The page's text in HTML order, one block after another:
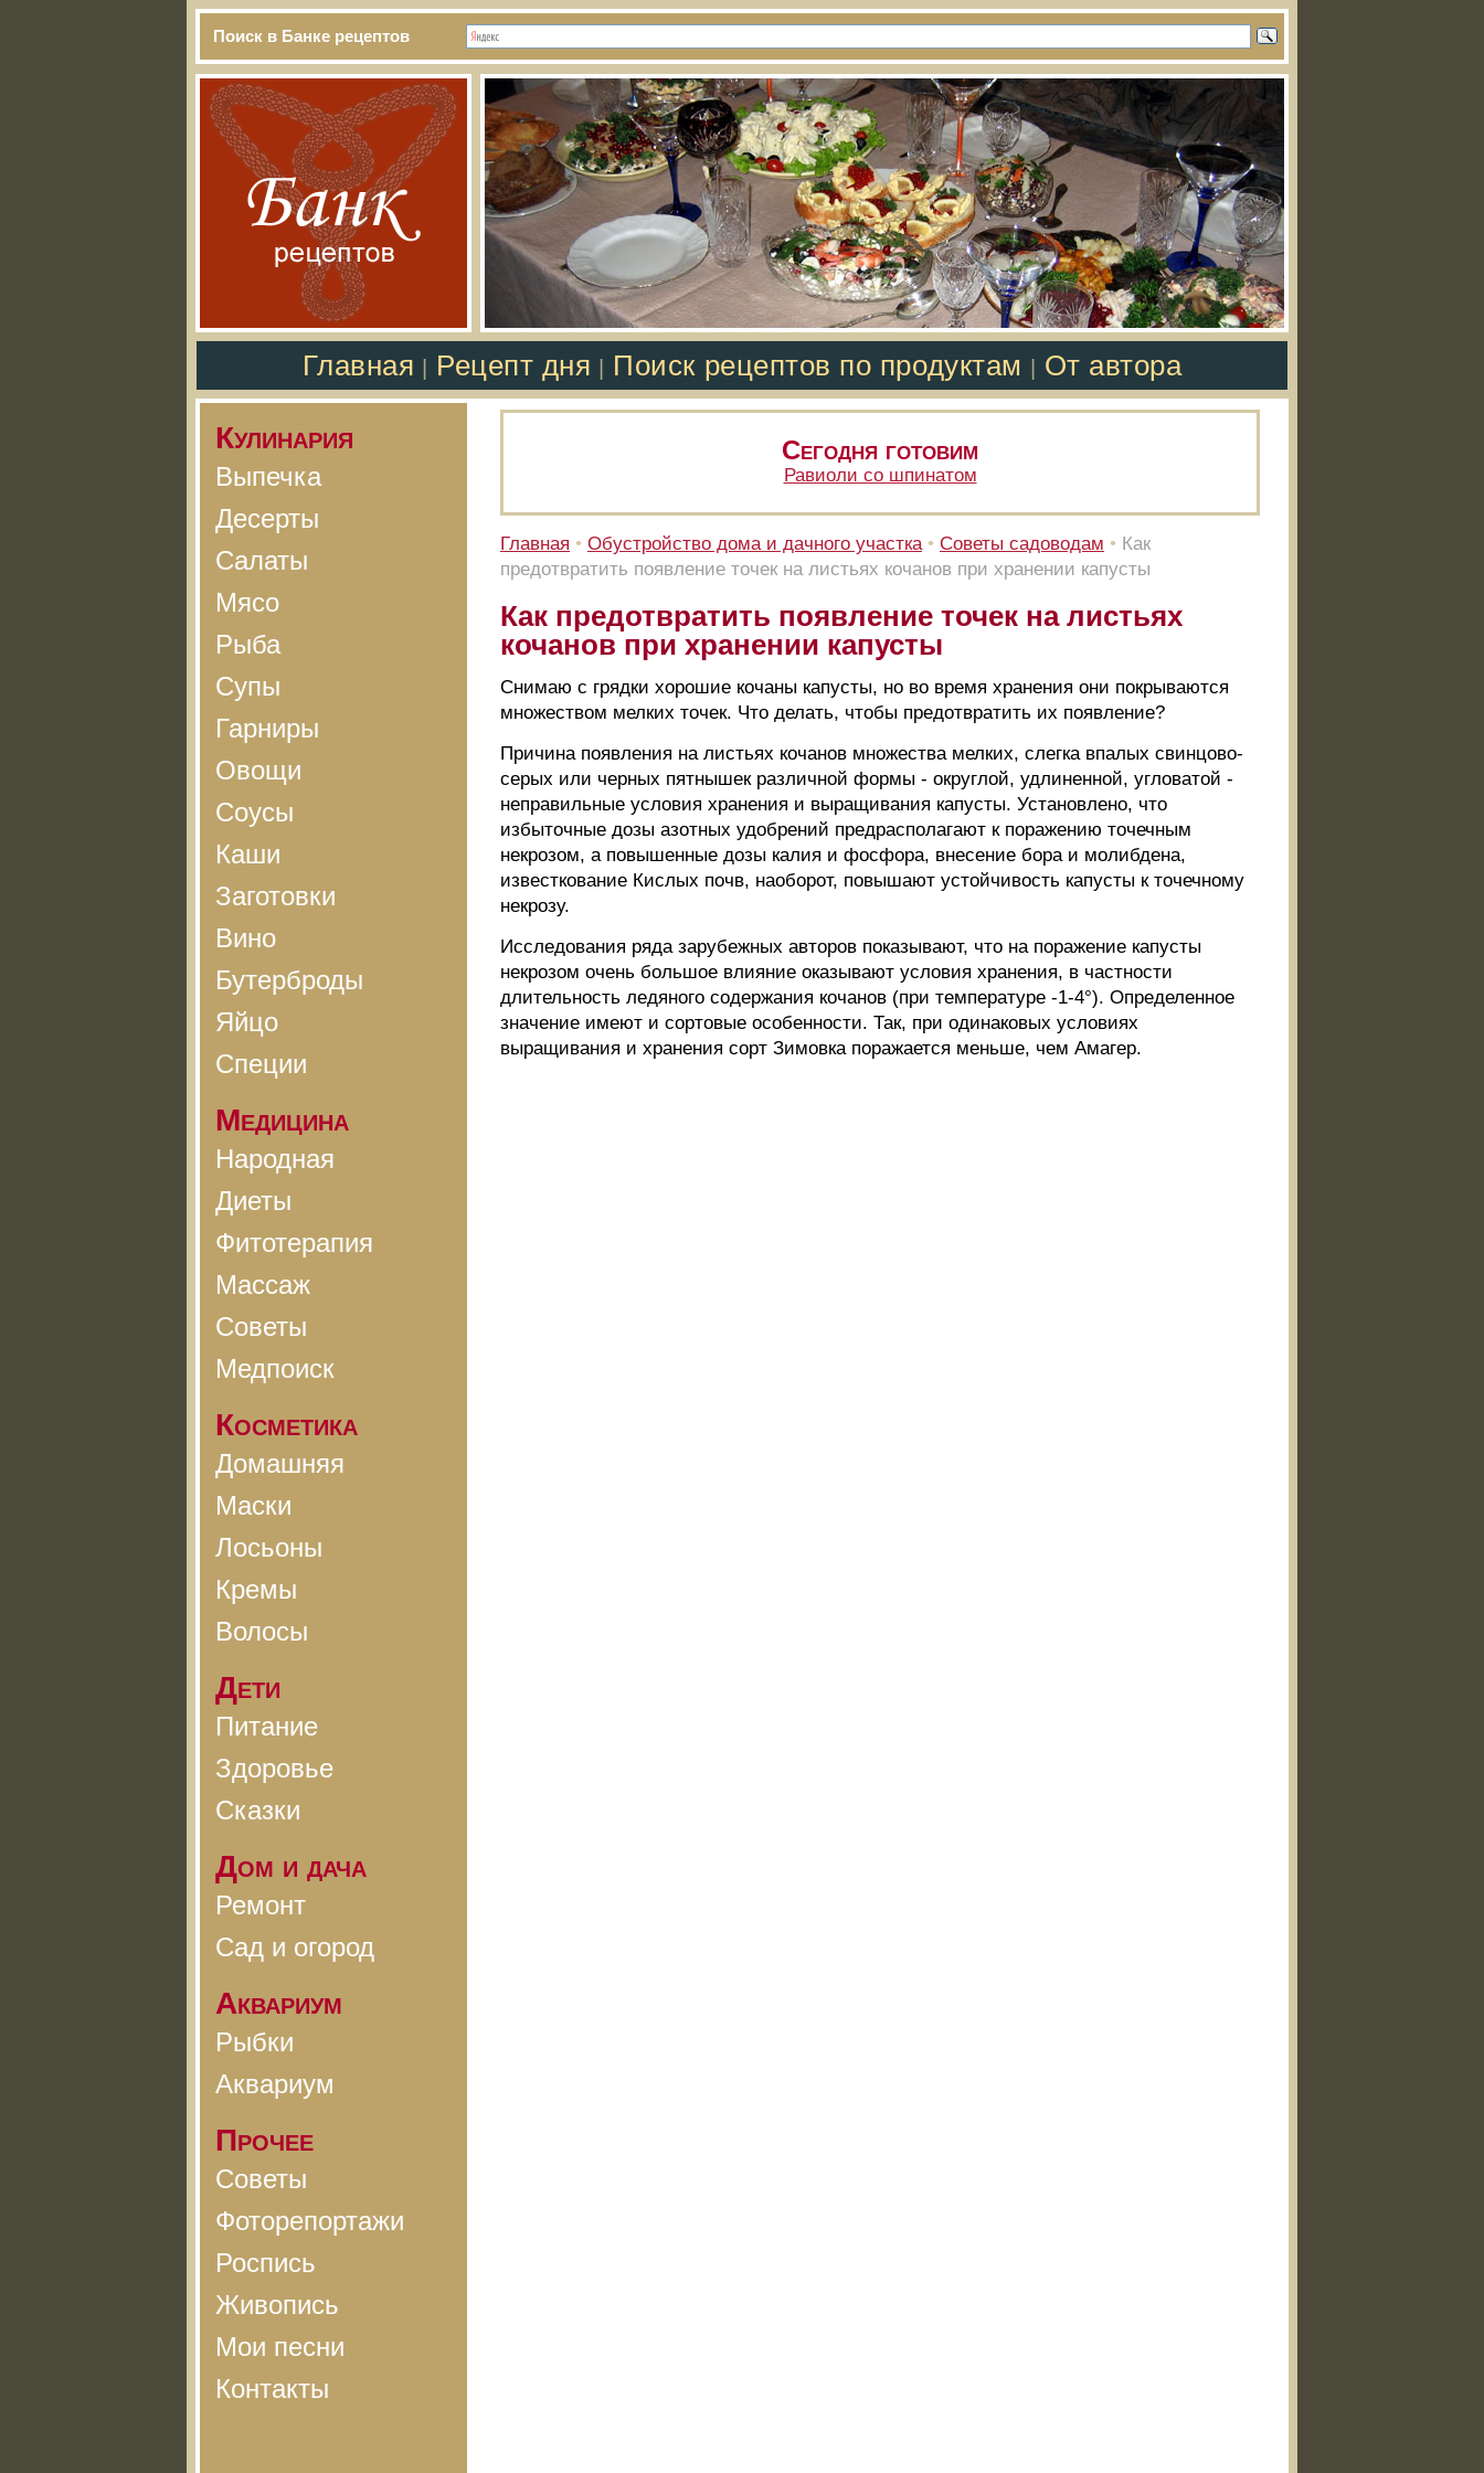
Поиск в Банке рецептов
Главная Рецепт дня Поиск рецептов по продуктам От автора
Кулинария
Выпечка
Десерты
Салаты
Мясо
Рыба
Супы
Гарниры
Овощи
Соусы
Каши
Заготовки
Вино
Бутерброды
Яйцо
Специи
Медицина
Народная
Диеты
Фитотерапия
Массаж
Советы
Медпоиск
Косметика
Домашняя
Маски
Лосьоны
Кремы
Волосы
Дети
Питание
Здоровье
Сказки
Дом и дача
Ремонт
Сад и огород
Аквариум
Рыбки
Аквариум
Прочее
Советы
Фоторепортажи
Роспись
Живопись
Мои песни
Контакты
Сегодня готовим
Равиоли со шпинатом
Главная • Обустройство дома и дачного участка • Советы садоводам • Как
предотвратить появление точек на листьях кочанов при хранении капусты
Как предотвратить появление точек на листьях
кочанов при хранении капусты
Снимаю с грядки хорошие кочаны капусты, но во время хранения они покрываются
множеством мелких точек. Что делать, чтобы предотвратить их появление?
Причина появления на листьях кочанов множества мелких, слегка впалых свинцово-
серых или черных пятнышек различной формы - округлой, удлиненной, угловатой -
неправильные условия хранения и выращивания капусты. Установлено, что
избыточные дозы азотных удобрений предрасполагают к поражению точечным
некрозом, а повышенные дозы калия и фосфора, внесение бора и молибдена,
известкование Кислых почв, наоборот, повышают устойчивость капусты к точечному
некрозу.
Исследования ряда зарубежных авторов показывают, что на поражение капусты
некрозом очень большое влияние оказывают условия хранения, в частности
длительность ледяного содержания кочанов (при температуре -1-4°). Определенное
значение имеют и сортовые особенности. Так, при одинаковых условиях
выращивания и хранения сорт Зимовка поражается меньше, чем Амагер.